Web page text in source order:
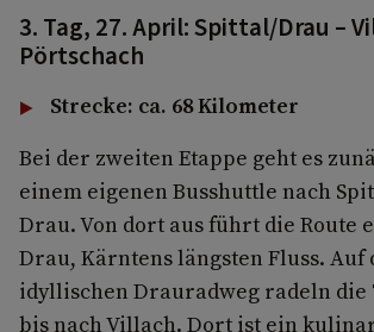
3. Tag, 27. April: Spittal/Drau –
Pörtschach
Strecke: ca. 68 Kilometer
Bei der zweiten Etappe geht es
einem eigenen Busshuttle nach
Drau. Von dort aus führt die Route
Drau, Kärntens längsten Fluss. Auf
idyllischen Drauradweg radeln die
bis nach Villach. Dort ist ein